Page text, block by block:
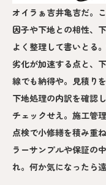
オイラぁ吉井亀吉だ。
因子や下地との相性、
よく整理して書いとる
劣化が加速する点と、
線でも納得や。見積り
下地処理の内訳を確認
チェックせえ。施工管
点検で小修繕を積み重
ラーサンプルや保証の
れ。何か気になったら